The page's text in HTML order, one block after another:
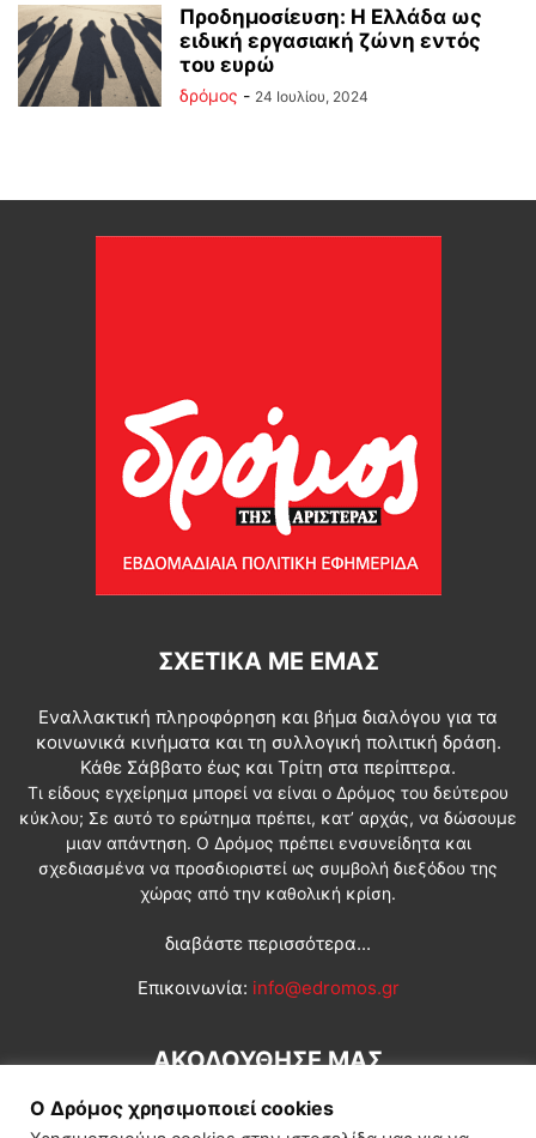
Προδημοσίευση: Η Ελλάδα ως
ειδική εργασιακή ζώνη εντός
του ευρώ
δρόμος - 24 Ιουλίου, 2024
ΣΧΕΤΙΚΆ ΜΕ ΕΜΆΣ
Εναλλακτική πληροφόρηση και βήμα διαλόγου για τα
κοινωνικά κινήματα και τη συλλογική πολιτική δράση.
Κάθε Σάββατο έως και Τρίτη στα περίπτερα.
Τι είδους εγχείρημα μπορεί να είναι ο Δρόμος του δεύτερου
κύκλου; Σε αυτό το ερώτημα πρέπει, κατ’ αρχάς, να δώσουμε
μιαν απάντηση. Ο Δρόμος πρέπει ενσυνείδητα και
σχεδιασμένα να προσδιοριστεί ως συμβολή διεξόδου της
χώρας από την καθολική κρίση.
διαβάστε περισσότερα...
Επικοινωνία: info@edromos.gr
ΑΚΟΛΟΥΘΗΣΕ ΜΑΣ
Ο Δρόμος χρησιμοποιεί cookies